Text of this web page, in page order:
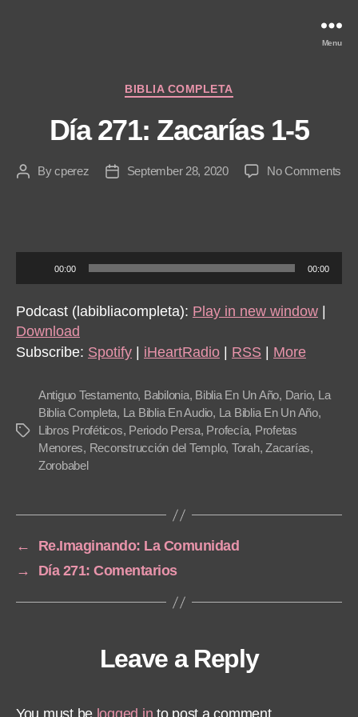
Menu
Categories
BIBLIA COMPLETA
Día 271: Zacarías 1-5
PostBycperez
PostSeptember 28, 2020 No Comments
u
d
i
o
y
00:00 00:00
Podcast (labibliacompleta): Play in new window
Download
Subscribe: Spotify iHeartRadio RSS More
Tags
Antiguo Testamento, Babilonia, Biblia En Un Año, Dario, La
Biblia Completa, La Biblia En Audio, La Biblia En Un Año,
Libros Proféticos, Periodo Persa, Profecía, Profetas
Menores, Reconstrucción del Templo, Torah,Zacarías,
Zorobabel
←
Re.Imaginando: La Comunidad
→
Día 271: Comentarios
Leave a Reply
You must be logged in to post a comment.